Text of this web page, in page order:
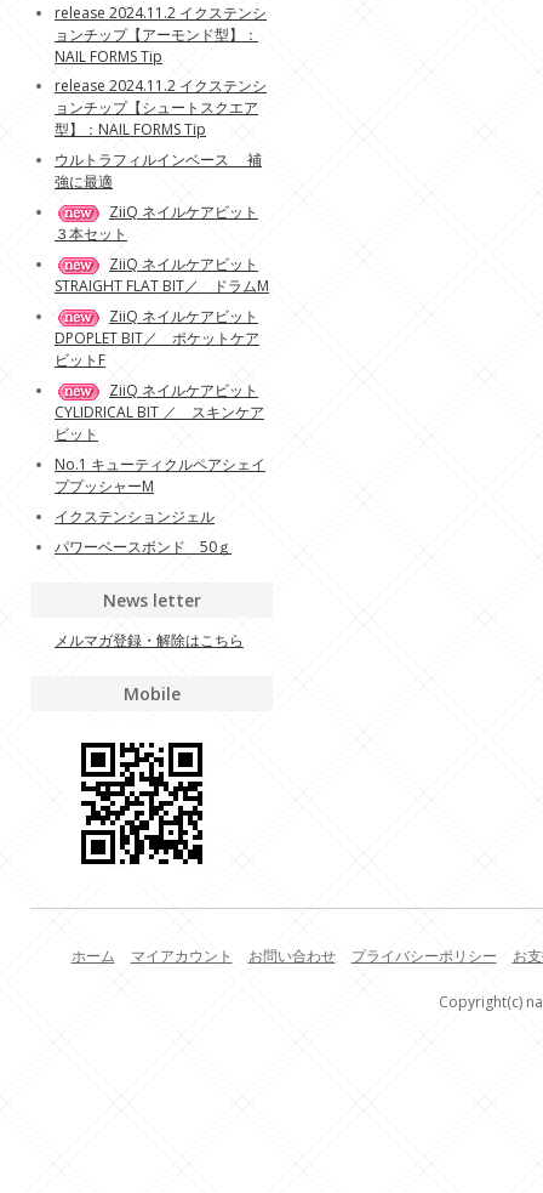
release 2024.11.2 イクステンシ
ョンチップ【アーモンド型】：
NAIL FORMS Tip
release 2024.11.2 イクステンシ
ョンチップ【シュートスクエア
型】：NAIL FORMS Tip
ウルトラフィルインベース 補
強に最適
ZiiQ ネイルケアビット
３本セット
ZiiQ ネイルケアビット
STRAIGHT FLAT BIT／ ドラムM
ZiiQ ネイルケアビット
DPOPLET BIT／ ポケットケア
ビットF
ZiiQ ネイルケアビット
CYLIDRICAL BIT ／ スキンケア
ビット
No.1 キューティクルペアシェイ
ププッシャーM
イクステンションジェル
パワーベースボンド 50ｇ
News letter
メルマガ登録・解除はこちら
Mobile
ホーム マイアカウント お問い合わせ プライバシーポリシー お
Copyright(c)